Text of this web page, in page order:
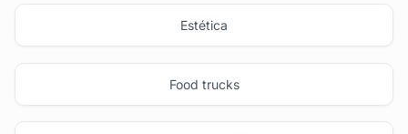
Estética
Food trucks